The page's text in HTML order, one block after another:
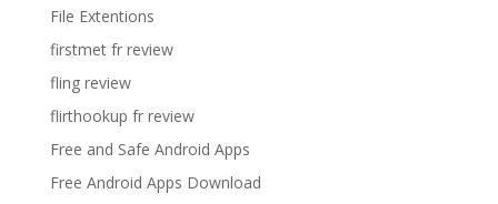
File Extentions
firstmet fr review
fling review
flirthookup fr review
Free and Safe Android Apps
Free Android Apps Download